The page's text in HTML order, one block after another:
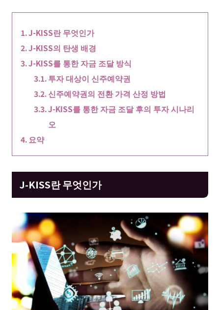
J-KISS란 무엇인가
J-KISS의 탄생 배경
J-KISS를 통한 자금 조달 방식
투자 대상이 신주예약권
신주예약권의 전환 가격 산정 방법
J-KISS를 통한 자금 조달 후의 투자 시나리
오
요약
J-KISS란 무엇인가